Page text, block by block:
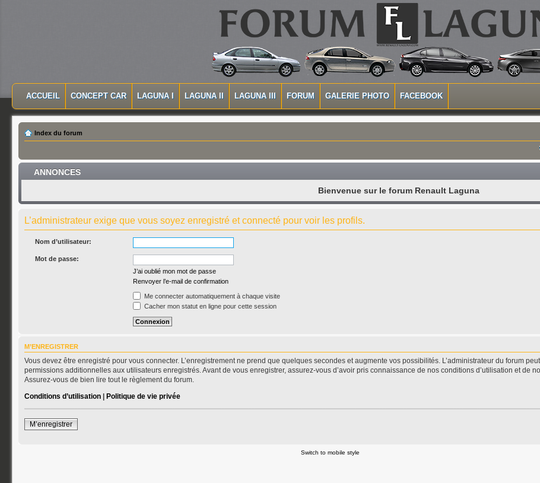
MENU PRINCIPAL
ACCUEIL CONCEPT CAR LAGUNA I LAGUNA II LAGUNA III FORUM GALERIE PHOTO FACEBOOK
Index du forum
ANNONCES
Bienvenue sur le forum Renault Laguna
L’administrateur exige que vous soyez enregistré et connecté pour voir les profils.
Nom d’utilisateur:
Mot de passe:
J’ai oublié mon mot de passe
Renvoyer l’e-mail de confirmation
Me connecter automatiquement à chaque visite
Cacher mon statut en ligne pour cette session
M’ENREGISTRER
Vous devez être enregistré pour vous connecter. L’enregistrement ne prend que quelques secondes et augmente vos possibilités. L’administrateur du forum
permissions additionnelles aux utilisateurs enregistrés. Avant de vous enregistrer, assurez-vous d’avoir pris connaissance de nos conditions d’utilisation et de
Assurez-vous de bien lire tout le règlement du forum.
Conditions d’utilisation |Politique de vie privée
M’enregistrer
Switch to mobile style